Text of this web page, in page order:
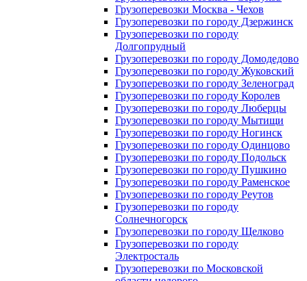
Грузоперевозки Москва - Чехов
Грузоперевозки по городу Дзержинск
Грузоперевозки по городу
Долгопрудный
Грузоперевозки по городу Домодедово
Грузоперевозки по городу Жуковский
Грузоперевозки по городу Зеленоград
Грузоперевозки по городу Королев
Грузоперевозки по городу Люберцы
Грузоперевозки по городу Мытищи
Грузоперевозки по городу Ногинск
Грузоперевозки по городу Одинцово
Грузоперевозки по городу Подольск
Грузоперевозки по городу Пушкино
Грузоперевозки по городу Раменское
Грузоперевозки по городу Реутов
Грузоперевозки по городу
Солнечногорск
Грузоперевозки по городу Щелково
Грузоперевозки по городу
Электросталь
Грузоперевозки по Московской